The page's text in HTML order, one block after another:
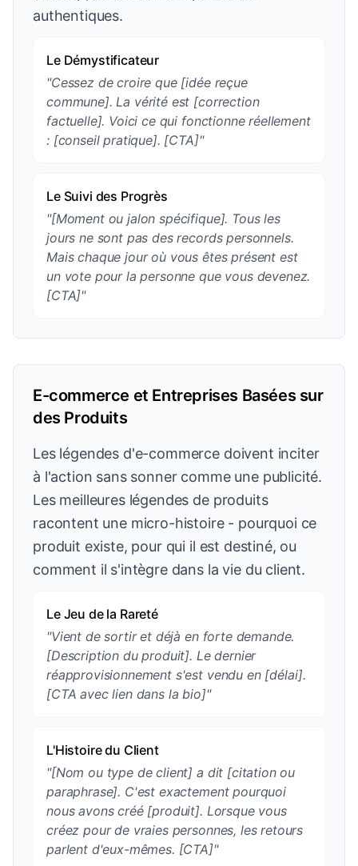
authentiques.
Le Démystificateur
"Cessez de croire que [idée reçue
commune]. La vérité est [correction
factuelle]. Voici ce qui fonctionne réellement
: [conseil pratique]. [CTA]"
Le Suivi des Progrès
"[Moment ou jalon spécifique]. Tous les
jours ne sont pas des records personnels.
Mais chaque jour où vous êtes présent est
un vote pour la personne que vous devenez.
[CTA]"
E-commerce et Entreprises Basées sur
des Produits
Les légendes d'e-commerce doivent inciter
à l'action sans sonner comme une publicité.
Les meilleures légendes de produits
racontent une micro-histoire - pourquoi ce
produit existe, pour qui il est destiné, ou
comment il s'intègre dans la vie du client.
Le Jeu de la Rareté
"Vient de sortir et déjà en forte demande.
[Description du produit]. Le dernier
réapprovisionnement s'est vendu en [délai].
[CTA avec lien dans la bio]"
L'Histoire du Client
"[Nom ou type de client] a dit [citation ou
paraphrase]. C'est exactement pourquoi
nous avons créé [produit]. Lorsque vous
créez pour de vraies personnes, les retours
parlent d'eux-mêmes. [CTA]"